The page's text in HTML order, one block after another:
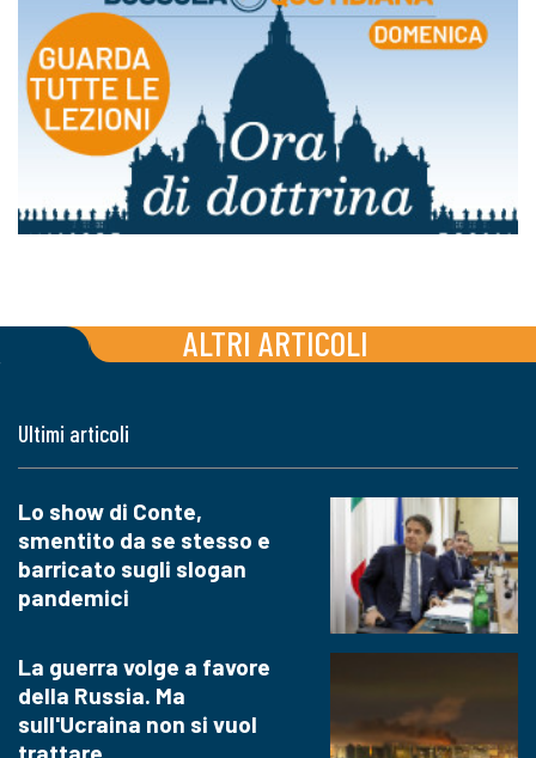
ALTRI ARTICOLI
Ultimi articoli
Lo show di Conte,
smentito da se stesso e
barricato sugli slogan
pandemici
La guerra volge a favore
della Russia. Ma
sull'Ucraina non si vuol